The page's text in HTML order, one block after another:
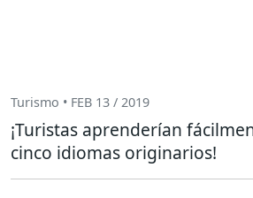
Turismo • FEB 13 / 2019
¡Turistas aprenderían
cinco idiomas originarios!